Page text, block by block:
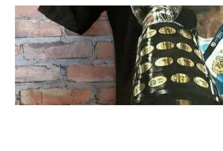
Siempr
e
Remera
s